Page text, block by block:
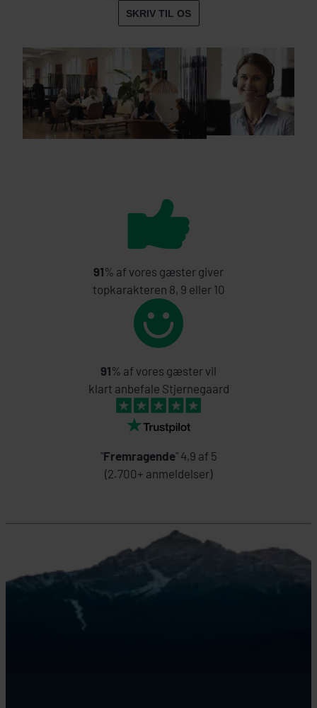
SKRIV TIL OS
91% af vores gæster giver
topkarakteren 8, 9 eller 10
91% af vores gæster vil
klart anbefale Stjernegaard
"Fremragende" 4,9 af 5
(2.700+ anmeldelser)